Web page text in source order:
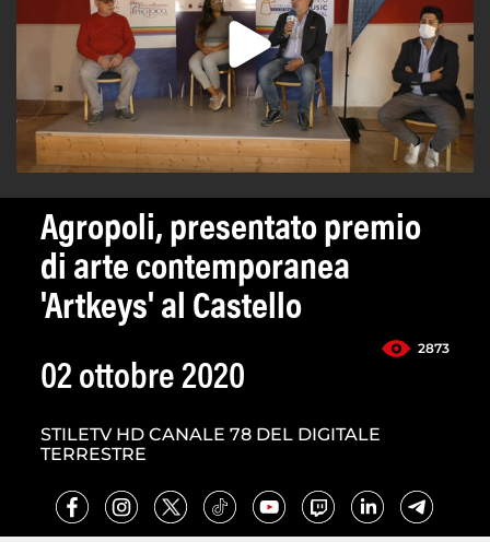
Agropoli, presentato premio
di arte contemporanea
'Artkeys' al Castello
2873
02 ottobre 2020
STILETV HD CANALE 78 DEL DIGITALE
TERRESTRE